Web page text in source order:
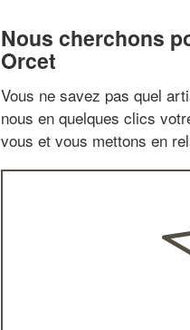
Nous cherchons
Orcet
Vous ne savez pas quel
nous en quelques clics
vous et vous mettons en